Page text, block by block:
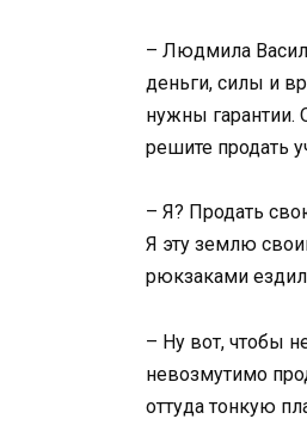
– Людмила
деньги, силы и
нужны гарантии.
решите продать
– Я? Продать
Я эту землю
рюкзаками
– Ну вот, чтобы
невозмутимо
оттуда тонкую